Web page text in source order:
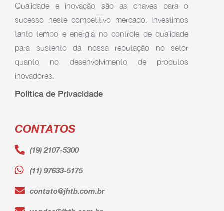
Qualidade e inovação são as chaves para o
sucesso neste competitivo mercado. Investimos
tanto tempo e energia no controle de qualidade
para sustento da nossa reputação no setor
quanto no desenvolvimento de produtos
inovadores.
Política de Privacidade
CONTATOS
(19) 2107-5300
(11) 97633-5175
contato@jhtb.com.br